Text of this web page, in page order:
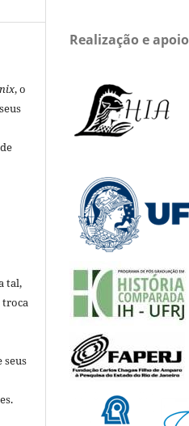
, o
tal,
troca
seus
Realização e apoio